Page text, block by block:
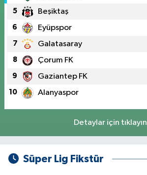
5 Beşiktaş
6 Eyüpspor
7 Galatasaray
8 Çorum FK
9 Gaziantep FK
10 Alanyaspor
Detaylar için tıklayın
Süper Lig Fikstür